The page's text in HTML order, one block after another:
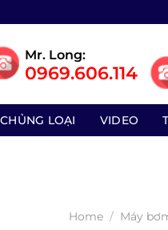
Mr. Long:
0969.606.114
LOẠI VIDEO
Home / Máy